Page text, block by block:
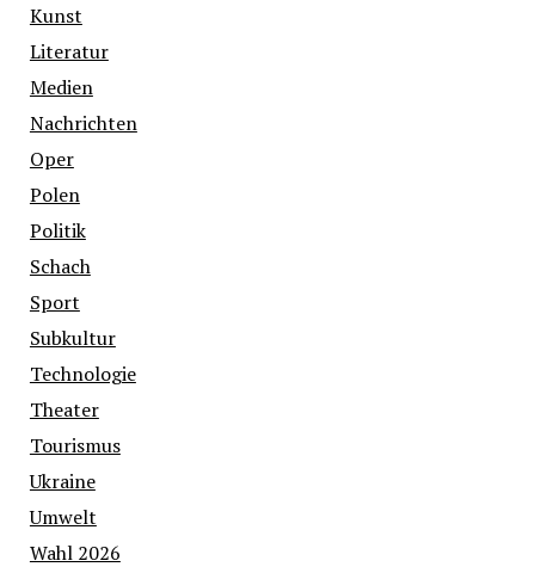
Kunst
Literatur
Medien
Nachrichten
Oper
Polen
Politik
Schach
Sport
Subkultur
Technologie
Theater
Tourismus
Ukraine
Umwelt
Wahl 2026